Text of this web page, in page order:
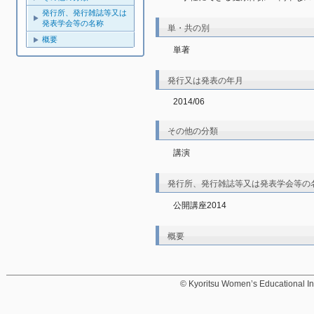
発行所、発行雑誌等又は
発表学会等の名称
概要
単・共の別
単著
発行又は発表の年月
2014/06
その他の分類
講演
発行所、発行雑誌等又は発表学会等の
公開講座2014
概要